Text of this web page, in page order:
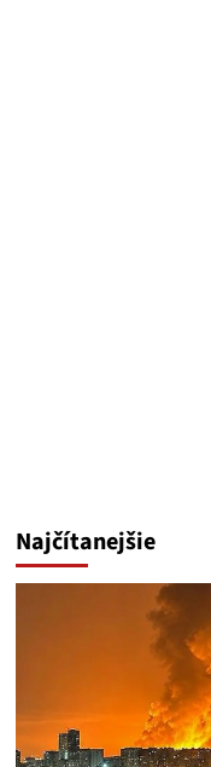
Najčítanejšie